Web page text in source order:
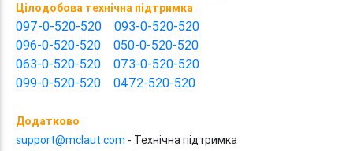
Цілодобова технічна підтримка
097-0-520-520
093-0-520-520
096-0-520-520
050-0-520-520
063-0-520-520
073-0-520-520
099-0-520-520
0472-520-520
Додатково
support@mclaut.com - Технічна підтримка